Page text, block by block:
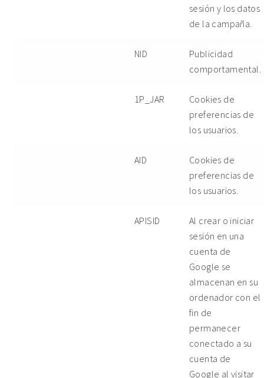
sesión y los datos
de la campaña.
NID
Publicidad
comportamental.
1P_JAR
Cookies de
preferencias de
los usuarios.
AID
Cookies de
preferencias de
los usuarios.
APISID
Al crear o iniciar
sesión en una
cuenta de
Google se
almacenan en su
ordenador con el
fin de
permanecer
conectado a su
cuenta de
Google al visitar